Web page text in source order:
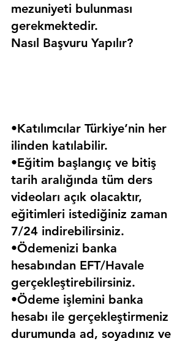
mezuniyeti bulunması
gerekmektedir.
Nasıl Başvuru Yapılır?
•Katılımcılar Türkiye’nin her
ilinden katılabilir.
•Eğitim başlangıç ve bitiş
tarih aralığında tüm ders
videoları açık olacaktır,
eğitimleri istediğiniz zaman
7/24 indirebilirsiniz.
•Ödemenizi banka
hesabından EFT/Havale
gerçekleştirebilirsiniz.
•Ödeme işlemini banka
hesabı ile gerçekleştirmeniz
durumunda ad, soyadınız ve